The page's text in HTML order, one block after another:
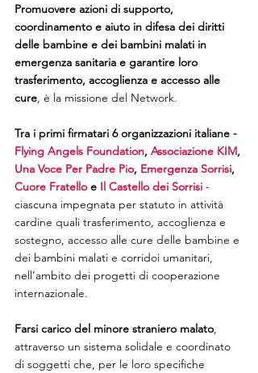
Promuovere azioni di supporto,
coordinamento e aiuto in difesa dei diritti
delle bambine e dei bambini malati in
emergenza sanitaria e garantire loro
trasferimento, accoglienza e accesso alle
cure, è la missione del Network.
Tra i primi firmatari 6 organizzazioni italiane -
Flying Angels Foundation, Associazione KIM,
Una Voce Per Padre Pio, Emergenza Sorrisi,
Cuore Fratello e Il Castello dei Sorrisi -
ciascuna impegnata per statuto in attività
cardine quali trasferimento, accoglienza e
sostegno, accesso alle cure delle bambine e
dei bambini malati e corridoi umanitari,
nell’ambito dei progetti di cooperazione
internazionale.
Farsi carico del minore straniero malato,
attraverso un sistema solidale e coordinato
di soggetti che, per le loro specifiche